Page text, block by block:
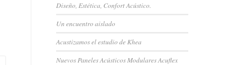
Diseño, Estética, Confort Acústico.
Un encuentro aislado
Acustizamos el estudio de Khea
Nuevos Paneles Acústicos Modulares Acuflex